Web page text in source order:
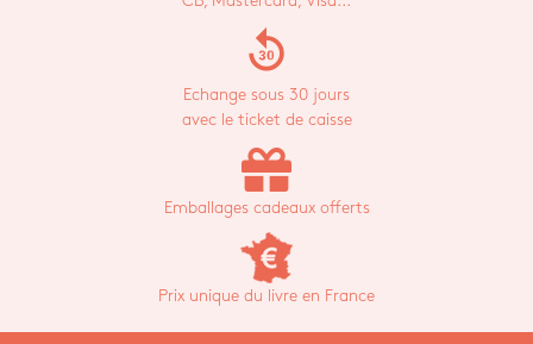
replay_30
Echange sous 30 jours
avec le ticket de caisse
Emballages cadeaux offerts
Prix unique du livre en France